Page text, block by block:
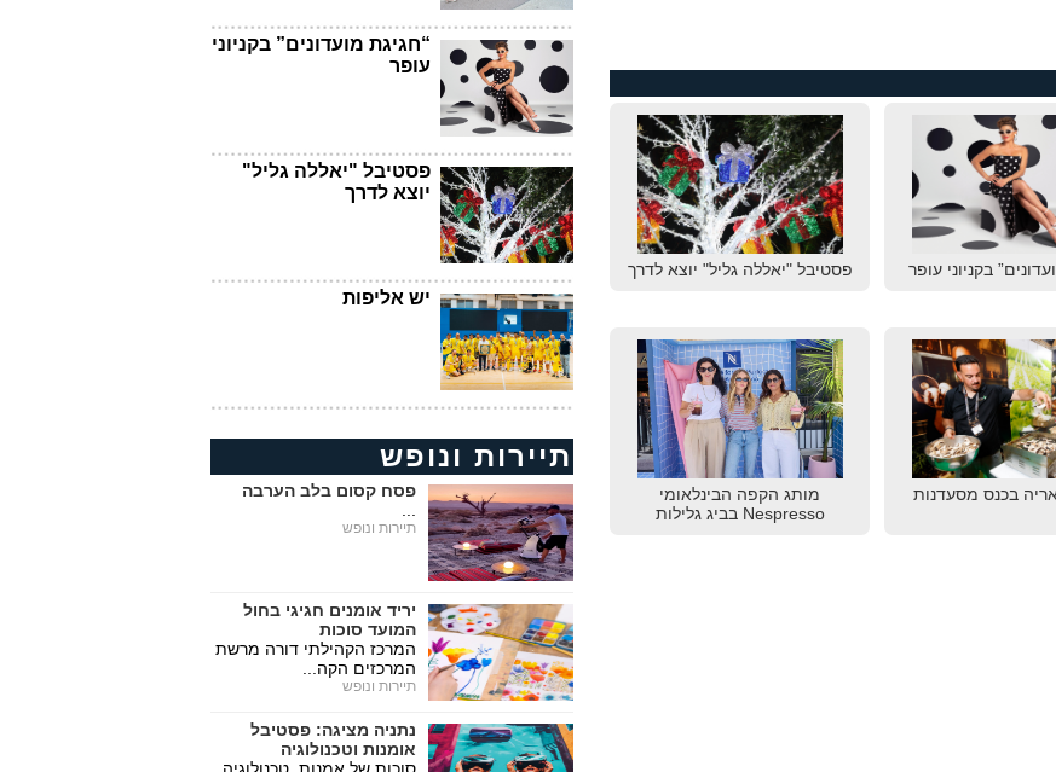
בקניוני עופר פסטיבל "יאללה גליל" יוצא לדרך
בכנס מסעדנות
מותג הקפה הבינלאומי
Nespresso בביג גלילות
“חגיגת מועדונים” בקניוני
עופר
פסטיבל "יאללה גליל"
יוצא לדרך
יש אליפות
תיירות ונופש
פסח קסום בלב הערבה
תיירות ונופש
יריד אומנים חגיגי בחול
המועד סוכות
המרכז הקהילתי דורה מרשת
המרכזים הקה...
תיירות ונופש
נתניה מציגה: פסטיבל
אומנות וטכנולוגיה